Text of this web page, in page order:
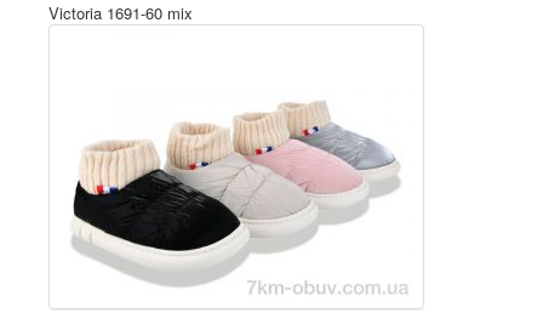
Victoria 1691-60 mix